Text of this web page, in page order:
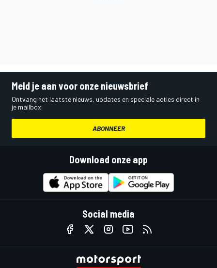
Meld je aan voor onze nieuwsbrief
Ontvang het laatste nieuws, updates en speciale acties direct in
je mailbox.
ABONNEER
Download onze app
Social media